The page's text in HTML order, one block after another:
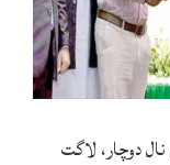
دوچار، لاگت